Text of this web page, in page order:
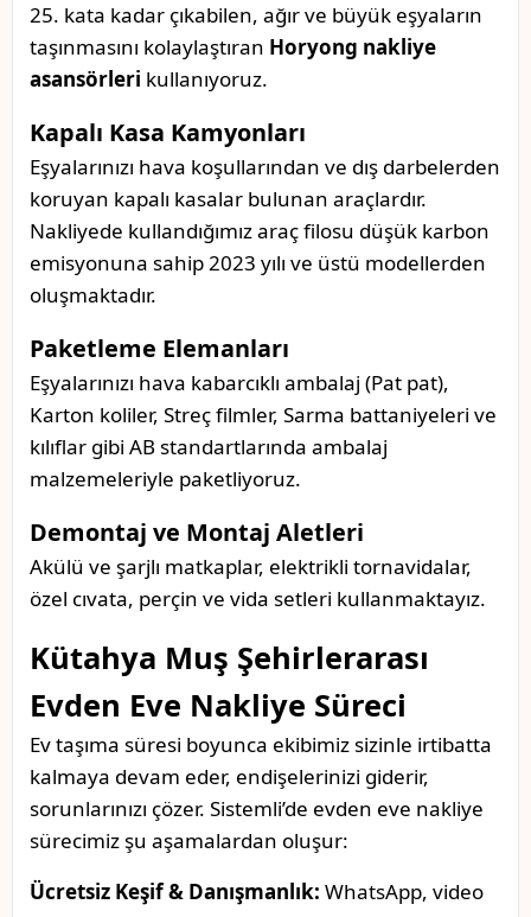
25. kata kadar çıkabilen, ağır ve büyük eşyaların
taşınmasını kolaylaştıran Horyong nakliye
asansörleri kullanıyoruz.
Kapalı Kasa Kamyonları
Eşyalarınızı hava koşullarından ve dış darbelerden
koruyan kapalı kasalar bulunan araçlardır.
Nakliyede kullandığımız araç filosu düşük karbon
emisyonuna sahip 2023 yılı ve üstü modellerden
oluşmaktadır.
Paketleme Elemanları
Eşyalarınızı hava kabarcıklı ambalaj (Pat pat),
Karton koliler, Streç filmler, Sarma battaniyeleri ve
kılıflar gibi AB standartlarında ambalaj
malzemeleriyle paketliyoruz.
Demontaj ve Montaj Aletleri
Akülü ve şarjlı matkaplar, elektrikli tornavidalar,
özel cıvata, perçin ve vida setleri kullanmaktayız.
Kütahya Muş Şehirlerarası
Evden Eve Nakliye Süreci
Ev taşıma süresi boyunca ekibimiz sizinle irtibatta
kalmaya devam eder, endişelerinizi giderir,
sorunlarınızı çözer. Sistemli’de evden eve nakliye
sürecimiz şu aşamalardan oluşur:
Ücretsiz Keşif & Danışmanlık: WhatsApp, video